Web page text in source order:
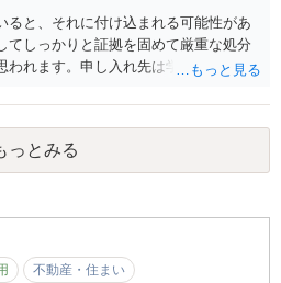
ると、それに付け込まれる可能性があ
てしっかりと証拠を固めて厳重な処分
われます。申し入れ先は学校と警察で
のがいいかと思います。
っとみる
不動産・住まい